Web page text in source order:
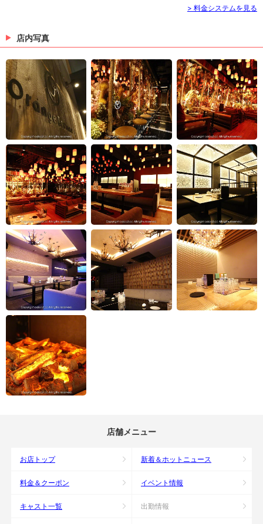
> 料金システムを見る
店内写真
店舗メニュー
お店トップ 新着＆ホットニュース
料金＆クーポン イベント情報
キャスト一覧 出勤情報